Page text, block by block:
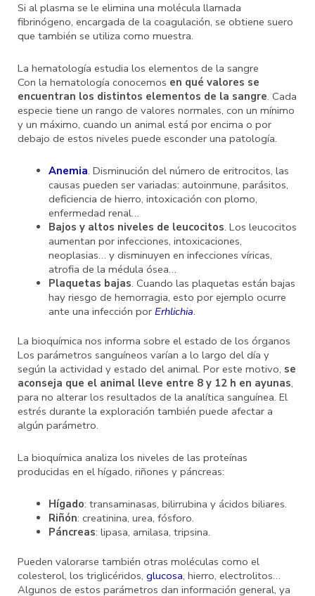
Si al plasma se le elimina una molécula llamada
fibrinógeno, encargada de la coagulación, se obtiene suero
que también se utiliza como muestra.
La hematología estudia los elementos de la sangre
Con la hematología conocemos en qué valores se
encuentran los distintos elementos de la sangre. Cada
especie tiene un rango de valores normales, con un mínimo
y un máximo, cuando un animal está por encima o por
debajo de estos niveles puede esconder una patología.
Anemia. Disminución del número de eritrocitos, las
causas pueden ser variadas: autoinmune, parásitos,
deficiencia de hierro, intoxicación con plomo,
enfermedad renal…
Bajos y altos niveles de leucocitos. Los leucocitos
aumentan por infecciones, intoxicaciones,
neoplasias… y disminuyen en infecciones víricas,
atrofia de la médula ósea…
Plaquetas bajas. Cuando las plaquetas están bajas
hay riesgo de hemorragia, esto por ejemplo ocurre
ante una infección porErhlichia.
La bioquímica nos informa sobre el estado de los órganos
Los parámetros sanguíneos varían a lo largo del día y
según la actividad y estado del animal. Por este motivo, se
aconseja que el animal lleve entre 8 y 12 h en ayunas,
para no alterar los resultados de la analítica sanguínea. El
estrés durante la exploración también puede afectar a
algún parámetro.
La bioquímica analiza los niveles de las proteínas
producidas en el hígado, riñones y páncreas:
Hígado: transaminasas, bilirrubina y ácidos biliares.
Riñón: creatinina, urea, fósforo.
Páncreas: lipasa, amilasa, tripsina.
Pueden valorarse también otras moléculas como el
colesterol, los triglicéridos, glucosa, hierro, electrolitos…
Algunos de estos parámetros dan información general, ya